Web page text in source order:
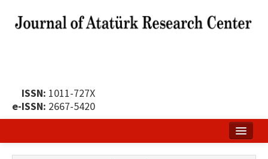
ISSN: 1011-727X
e-ISSN: 2667-5420